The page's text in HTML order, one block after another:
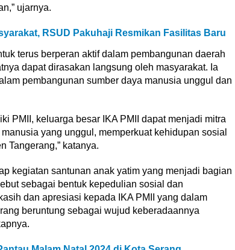
ujarnya.
RSUD Pakuhaji Resmikan Fasilitas Baru
terus berperan aktif dalam pembangunan daerah
dapat dirasakan langsung oleh masyarakat. Ia
pembangunan sumber daya manusia unggul dan
PMII, keluarga besar IKA PMII dapat menjadi mitra
yang unggul, memperkuat kehidupan sosial
Tangerang,” katanya.
kegiatan santunan anak yatim yang menjadi bagian
sebagai bentuk kepedulian sosial dan
dan apresiasi kepada IKA PMII yang dalam
beruntung sebagai wujud keberadaannya